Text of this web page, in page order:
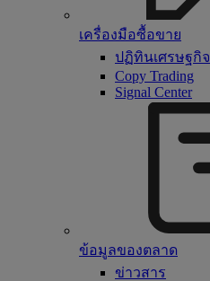
เครื่องมือซื้อขาย
ปฏิทินเศรษฐกิจ
Copy Trading
Signal Center
ข้อมูลของตลาด
ข่าวสาร